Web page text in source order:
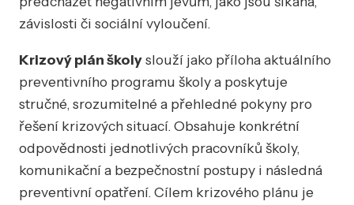
závislosti či sociální vyloučení.
Krizový plán školyslouží jako příloha aktuálního
preventivního programu školy a poskytuje
stručné, srozumitelné a přehledné pokyny pro
řešení krizových situací. Obsahuje konkrétní
odpovědnosti jednotlivých pracovníků školy,
komunikační a bezpečnostní postupy i následná
preventivní opatření. Cílem krizového plánu je